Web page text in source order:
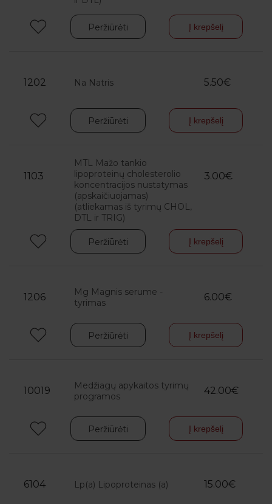
Peržiūrėti Į krepšelį
1202 Na Natris 5.50€
Peržiūrėti Į krepšelį
1103
MTL Mažo tankio
lipoproteinų cholesterolio
koncentracijos nustatymas
(apskaičiuojamas)
(atliekamas iš tyrimų CHOL,
DTL ir TRIG)
3.00€
Peržiūrėti Į krepšelį
1206
Mg Magnis serume -
tyrimas
6.00€
Peržiūrėti Į krepšelį
10019
Medžiagų apykaitos tyrimų
programos
42.00€
Peržiūrėti Į krepšelį
6104 Lp(a) Lipoproteinas (a) 15.00€